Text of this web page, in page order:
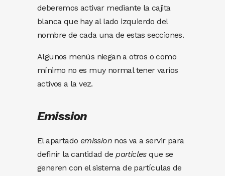
deberemos activar mediante la cajita
blanca que hay al lado izquierdo del
nombre de cada una de estas secciones.
Algunos menús niegan a otros o como
mínimo no es muy normal tener varios
activos a la vez.
Emission
El apartado emission nos va a servir para
definir la cantidad departiclesque se
generen con el sistema de partículas de